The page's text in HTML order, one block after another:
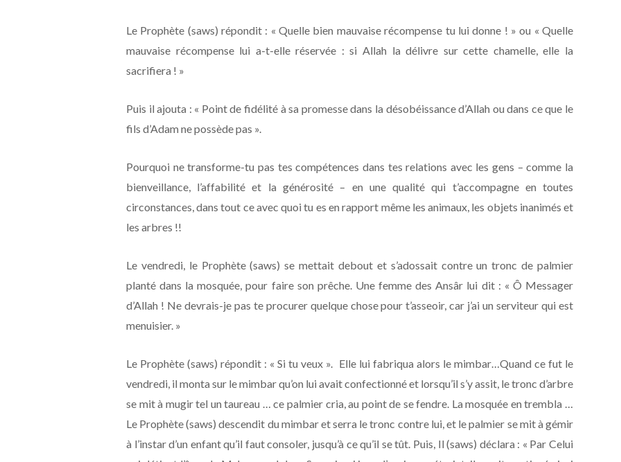
Le Prophète (saws) répondit : « Quelle bien mauvaise récompense tu lui donne ! » ou « Quelle
mauvaise récompense lui a-t-elle réservée : si Allah la délivre sur cette chamelle, elle la
sacrifiera ! »
Puis il ajouta : « Point de fidélité à sa promesse dans la désobéissance d’Allah ou dans ce que le
fils d’Adam ne possède pas ».
Pourquoi ne transforme-tu pas tes compétences dans tes relations avec les gens – comme la
bienveillance, l’affabilité et la générosité – en une qualité qui t’accompagne en toutes
circonstances, dans tout ce avec quoi tu es en rapport même les animaux, les objets inanimés et
les arbres !!
Le vendredi, le Prophète (saws) se mettait debout et s’adossait contre un tronc de palmier
planté dans la mosquée, pour faire son prêche. Une femme des Ansâr lui dit : « Ô Messager
d’Allah ! Ne devrais-je pas te procurer quelque chose pour t’asseoir, car j’ai un serviteur qui est
menuisier. »
Le Prophète (saws) répondit : « Si tu veux ». Elle lui fabriqua alors le mimbar…Quand ce fut le
vendredi, il monta sur le mimbar qu’on lui avait confectionné et lorsqu’il s’y assit, le tronc d’arbre
se mit à mugir tel un taureau … ce palmier cria, au point de se fendre. La mosquée en trembla …
Le Prophète (saws) descendit du mimbar et serra le tronc contre lui, et le palmier se mit à gémir
à l’instar d’un enfant qu’il faut consoler, jusqu’à ce qu’il se tût. Puis, Il (saws) déclara : « Par Celui